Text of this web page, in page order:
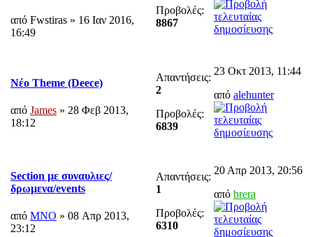
από Fwstiras » 16 Ιαν 2016,
16:49
Προβολές:
8867
Νέο Theme (Deece)
από James » 28 Φεβ 2013,
18:12
Απαντήσεις:
2
Προβολές:
6839
23 Οκτ 2013, 11:44
από alehunter
Section με συναυλιες/
δρωμενα/events
από MNO » 08 Απρ 2013,
23:12
Απαντήσεις:
1
Προβολές:
6310
20 Απρ 2013, 20:56
από brera